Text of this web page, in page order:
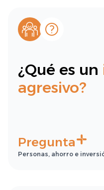
¿Qué es un
agresivo?
Pregunta
Personas, ahorro e